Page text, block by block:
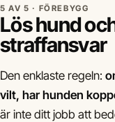
5 AV 5 · FÖREBYGG
Lös hund
straffansvar
Den enklaste regeln:
vilt, har hunden
är inte ditt jobb att